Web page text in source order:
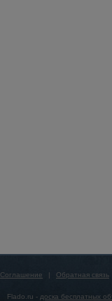
Соглашение | Обратная связь
Flado.ru - доска бесплатных